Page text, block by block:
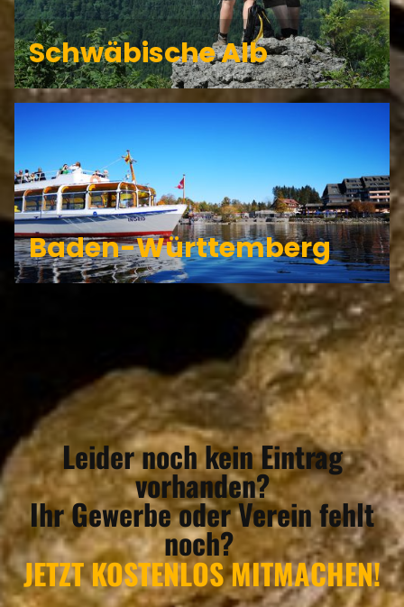
Schwäbische Alb
Baden-Württemberg
Leider noch kein Eintrag
vorhanden?
Ihr Gewerbe oder Verein fehlt
noch?
JETZT KOSTENLOS MITMACHEN!